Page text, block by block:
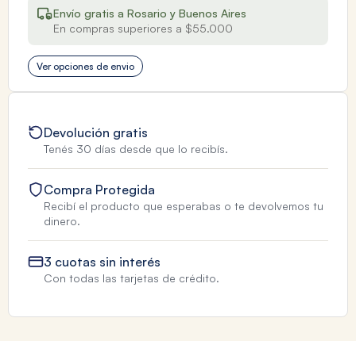
Envío gratis a Rosario y Buenos Aires
En compras superiores a $55.000
Ver opciones de envio
Devolución gratis
Tenés 30 días desde que lo recibís.
Compra Protegida
Recibí el producto que esperabas o te devolvemos tu
dinero.
3 cuotas sin interés
Con todas las tarjetas de crédito.